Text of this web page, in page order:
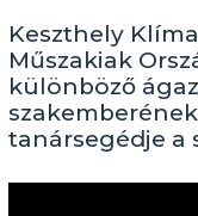
Keszthely
Műszakiak
különböző
tanársegédje a